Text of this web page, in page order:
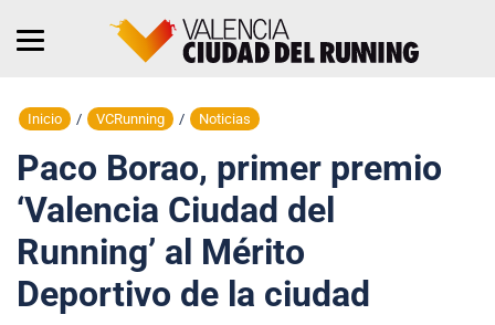
Inicio / VCRunning / Noticias
Paco Borao, primer premio
‘Valencia Ciudad del
Running’ al Mérito
Deportivo de la ciudad